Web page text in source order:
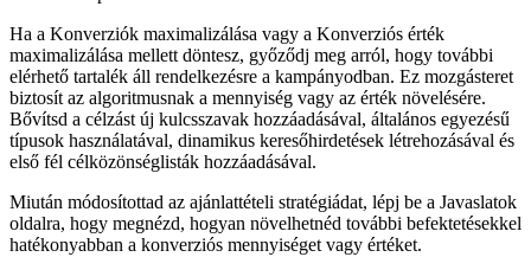
Ha a Konverziók maximalizálása vagy a Konverziós érték
maximalizálása mellett döntesz, győződj meg arról, hogy további
elérhető tartalék áll rendelkezésre a kampányodban. Ez mozgásteret
biztosít az algoritmusnak a mennyiség vagy az érték növelésére.
Bővítsd a célzást új kulcsszavak hozzáadásával, általános egyezésű
típusok használatával, dinamikus keresőhirdetések létrehozásával és
első fél célközönséglisták hozzáadásával.
Miután módosítottad az ajánlattételi stratégiádat, lépj be a Javaslatok
oldalra, hogy megnézd, hogyan növelhetnéd további befektetésekkel
hatékonyabban a konverziós mennyiséget vagy értéket.